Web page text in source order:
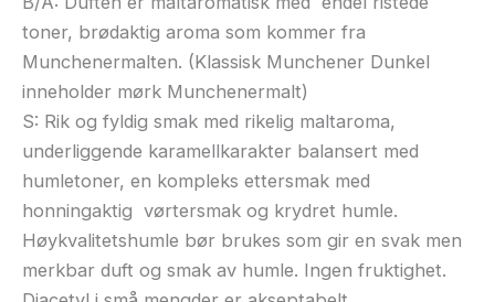
toner, brødaktig aroma som kommer fra
Munchenermalten. (Klassisk Munchener Dunkel
inneholder mørk Munchenermalt)
S: Rik og fyldig smak med rikelig maltaroma,
underliggende karamellkarakter balansert med
humletoner, en kompleks ettersmak med
honningaktig vørtersmak og krydret humle.
Høykvalitetshumle bør brukes som gir en svak men
merkbar duft og smak av humle. Ingen fruktighet.